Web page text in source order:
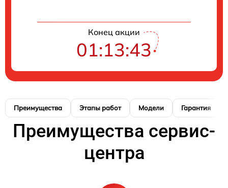
Конец акции
01:13:42
Преимущества Этапы работ Модели Гарантия
Преимущества сервис-
центра